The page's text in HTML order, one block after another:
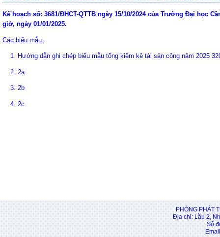
Kế hoạch số: 3681/ĐHCT-QTTB ngày 15/10/2024 của Trường Đại học
giờ, ngày 01/01/2025.
Các biểu mẫu:
1. Hướng dẫn ghi chép biểu mẫu tổng kiểm kê tài sản công năm 2025
2. 2a
3. 2b
4. 2c
PHÒNG PHÁT
Địa chỉ: Lầu 2,
Số